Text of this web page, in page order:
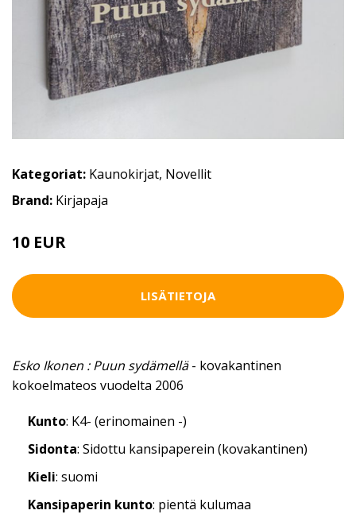
Kategoriat: Kaunokirjat, Novellit
Brand: Kirjapaja
10 EUR
LISÄTIETOJA
Esko Ikonen : Puun sydämellä- kovakantinen
kokoelmateos vuodelta 2006
Kunto: K4- (erinomainen -)
Sidonta: Sidottu kansipaperein (kovakantinen)
Kieli: suomi
Kansipaperin kunto: pientä kulumaa